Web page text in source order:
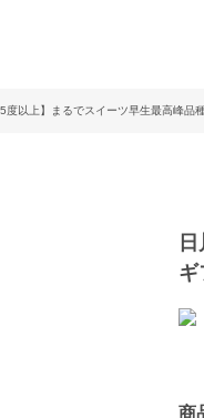
度以上】まるでスイーツ早生最高峰品
ギ
商